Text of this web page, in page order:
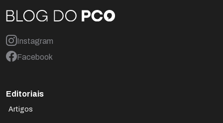
Instagram
Facebook
Editoriais
Artigos